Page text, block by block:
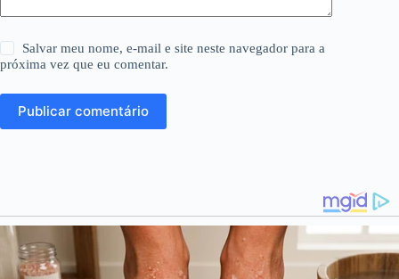
Salvar meu nome, e-mail e site neste navegador para a
próxima vez que eu comentar.
Publicar comentário